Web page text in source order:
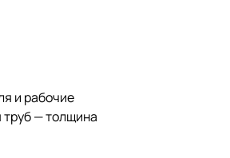
и рабочие
— толщина